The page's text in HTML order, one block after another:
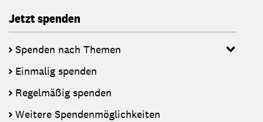
Jetzt spenden
Spenden nach Themen
Einmalig spenden
Regelmäßig spenden
Weitere Spendenmöglichkeiten